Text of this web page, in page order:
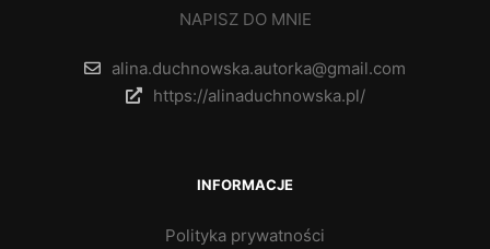
NAPISZ DO MNIE
alina.duchnowska.autorka@gmail.com
https://alinaduchnowska.pl/
INFORMACJE
Polityka prywatności